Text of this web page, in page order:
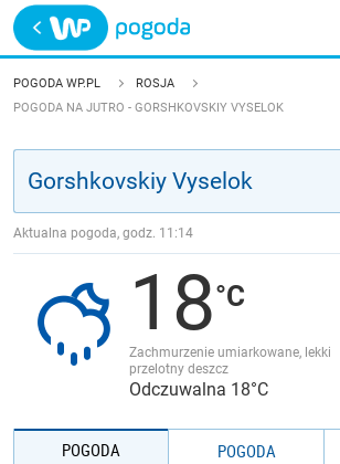
Trwa ładowanie
POLSKA
JAKOŚĆ POWIETRZA
POGODA WP.PL
ROSJA
POGODA NA JUTRO - GORSHKOVSKIY VYSELOK
Aktualna pogoda, godz. 11:14
18
Zachmurzenie umiarkowane, lekki
przelotny deszcz
Odczuwalna 18°C
POGODA
POGODA